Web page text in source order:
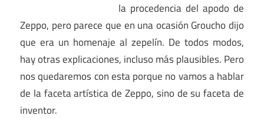
la procedencia del apodo de
Zeppo, pero parece que en una ocasión Groucho dijo
que era un homenaje al zepelín. De todos modos,
hay otras explicaciones, incluso más plausibles. Pero
nos quedaremos con esta porque no vamos a hablar
de la faceta artística de Zeppo, sino de su faceta de
inventor.